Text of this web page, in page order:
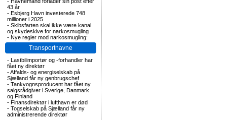
43 år
- Esbjerg Havn investerede 748
millioner i 2025
- Skibsfarten skal ikke være kanal
og skydeskive for narkosmugling
- Nye regler mod narkosmugling:
Transportnavne
- Lastbilimportør og -forhandler har
fået ny direktør
-Affalds- og energiselskab på
Sjælland får ny genbrugschef
- Tankvognsproducent har fået ny
salgsrådgiver i Sverige, Danmark
og Finland
- Finansdirektør i lufthavn er død
- Togselskab på Sjælland får ny
administrerende direktør